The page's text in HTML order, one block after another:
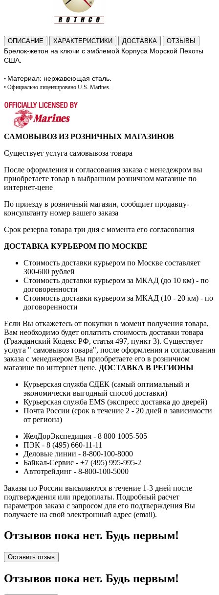
ОПИСАНИЕ ХАРАКТЕРИСТИКИ ДОСТАВКА ОТЗЫВЫ
Брелок-жетон на ключи с эмблемой Корпуса Морской Пехоты
США.
• Материал: нержавеющая сталь.
• Официально лицензировано U.S. Marines.
САМОВЫВОЗ ИЗ РОЗНИЧНЫХ МАГАЗИНОВ
Существует услуга самовывоза товара
После оформления и согласования заказа с менедежром вы
приобретаете товар в выбранном розничном магазине по
интернет-цене
По приезду в розничный магазин, сообщиет продавцу-
консультанту номер вашего заказа
Срок резерва товара три дня с момента его согласования
ДОСТАВКА КУРЬЕРОМ ПО МОСКВЕ
Стоимость доставки курьером по Москве составляет
300-600 рублей
Стоимость доставки курьером за МКАД (до 10 км) - по
договоренности
Стоимость доставки курьером за МКАД (10 - 20 км) - по
договоренности
Если Вы откажетесь от покупки в момент получения товара,
Вам необходимо будет оплатить стоимость доставки товара
(Гражданский Кодекс РФ, статья 497, пункт 3). Существует
услуга " самовывоз товара", после оформления и согласования
заказа с менеджером Вы приобретаете его в розничном
магазине по интернет цене. ДОСТАВКА В РЕГИОНЫ
Курьерская служба СДЕК (самый оптимальный и
экономически выгодный способ доставки)
Курьерская служба EMS (экспресс доставка до дверей)
Почта России (срок в течение 2 - 20 дней в зависимости
от региона)
ЖелДорЭкспедиция - 8 800 1005-505
ПЭК - 8 (495) 660-11-11
Деловые линии - 8-800-100-8000
Байкал-Сервис - +7 (495) 995-995-2
Автотрейдинг - 8-800-100-5000
Заказы по России высылаются в течение 1-3 дней после
подтверждения или предоплаты. Подробный расчет
параметров заказа с запросом для его подтверждения Вы
получаете на свой электронный адрес (email).
Отзывов пока нет. Будь первым!
Оставить отзыв
Отзывов пока нет. Будь первым!